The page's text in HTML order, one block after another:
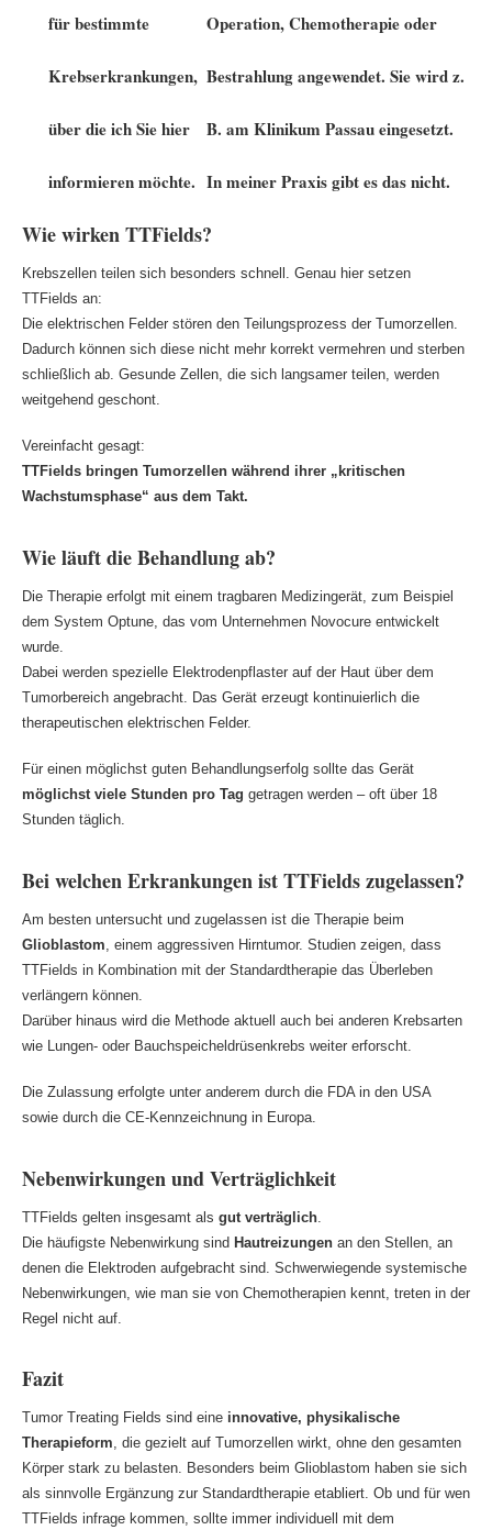
für bestimmte
Krebserkrankungen,
über die ich Sie hier
informieren möchte.
Operation, Chemotherapie oder
Bestrahlung angewendet. Sie wird z.
B. am Klinikum Passau eingesetzt.
In meiner Praxis gibt es das nicht.
Wie wirken TTFields?
Krebszellen teilen sich besonders schnell. Genau hier setzen
TTFields an:
Die elektrischen Felder stören den Teilungsprozess der Tumorzellen.
Dadurch können sich diese nicht mehr korrekt vermehren und sterben
schließlich ab. Gesunde Zellen, die sich langsamer teilen, werden
weitgehend geschont.
Vereinfacht gesagt:
TTFields bringen Tumorzellen während ihrer „kritischen
Wachstumsphase“ aus dem Takt.
Wie läuft die Behandlung ab?
Die Therapie erfolgt mit einem tragbaren Medizingerät, zum Beispiel
dem System Optune, das vom Unternehmen Novocure entwickelt
wurde.
Dabei werden spezielle Elektrodenpflaster auf der Haut über dem
Tumorbereich angebracht. Das Gerät erzeugt kontinuierlich die
therapeutischen elektrischen Felder.
Für einen möglichst guten Behandlungserfolg sollte das Gerät
möglichst viele Stunden pro Tag getragen werden – oft über 18
Stunden täglich.
Bei welchen Erkrankungen ist TTFields zugelassen?
Am besten untersucht und zugelassen ist die Therapie beim
Glioblastom , einem aggressiven Hirntumor. Studien zeigen, dass
TTFields in Kombination mit der Standardtherapie das Überleben
verlängern können.
Darüber hinaus wird die Methode aktuell auch bei anderen Krebsarten
wie Lungen- oder Bauchspeicheldrüsenkrebs weiter erforscht.
Die Zulassung erfolgte unter anderem durch die FDA in den USA
sowie durch die CE-Kennzeichnung in Europa.
Nebenwirkungen und Verträglichkeit
TTFields gelten insgesamt als gut verträglich.
Die häufigste Nebenwirkung sind Hautreizungenan den Stellen, an
denen die Elektroden aufgebracht sind. Schwerwiegende systemische
Nebenwirkungen, wie man sie von Chemotherapien kennt, treten in der
Regel nicht auf.
Fazit
Tumor Treating Fields sind eine innovative, physikalische
Therapieform, die gezielt auf Tumorzellen wirkt, ohne den gesamten
Körper stark zu belasten. Besonders beim Glioblastom haben sie sich
als sinnvolle Ergänzung zur Standardtherapie etabliert. Ob und für wen
TTFields infrage kommen, sollte immer individuell mit dem